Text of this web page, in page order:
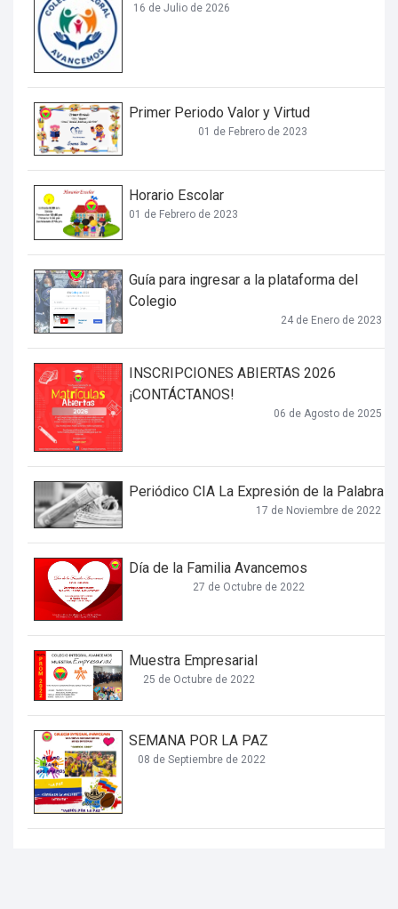
16 de Julio de 2026
Primer Periodo Valor y Virtud
01 de Febrero de 2023
Horario Escolar
01 de Febrero de 2023
Guía para ingresar a la plataforma del
Colegio
24 de Enero de 2023
INSCRIPCIONES ABIERTAS 2026
¡CONTÁCTANOS!
06 de Agosto de 2025
Periódico CIA La Expresión de la Palabra
17 de Noviembre de 2022
Día de la Familia Avancemos
27 de Octubre de 2022
Muestra Empresarial
25 de Octubre de 2022
SEMANA POR LA PAZ
08 de Septiembre de 2022